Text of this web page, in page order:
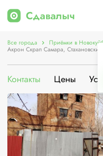
Все города Приёмки в
Акрон Скрап Самара, Стахановский
Контакты Цены